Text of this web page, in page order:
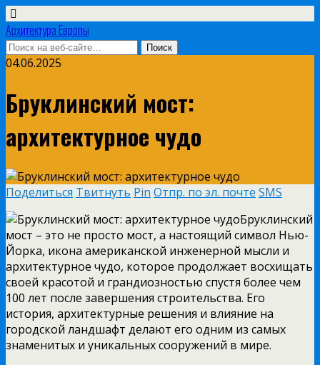
Архитектура Европы
04.06.2025
Бруклинский мост:
архитектурное чудо
Поделиться Твитнуть Pin Отпр. по эл. почте SMS
Бруклинский
мост – это не просто мост, а настоящий символ Нью-
Йорка, икона американской инженерной мысли и
архитектурное чудо, которое продолжает восхищать
своей красотой и грандиозностью спустя более чем
100 лет после завершения строительства. Его
история, архитектурные решения и влияние на
городской ландшафт делают его одним из самых
знаменитых и уникальных сооружений в мире.